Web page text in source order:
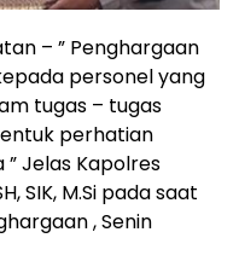
– ” Penghargaan
personel yang
tugas – tugas
perhatian
Jelas Kapolres
SIK, M.Si pada saat
, Senin